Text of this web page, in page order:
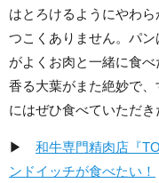
はとろけるようにやわ
つこくありません。パ
がよくお肉と一緒に食
香る大葉がまた絶妙で
にはぜひ食べていただき
▶ 和牛専門精肉店『
ンドイッチが食べたい！